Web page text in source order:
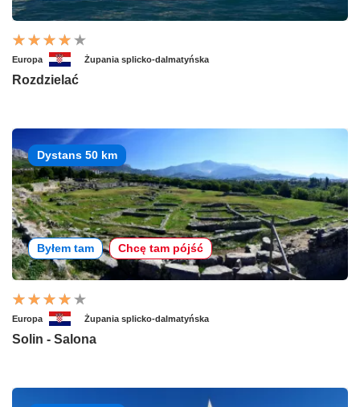
Europa Żupania splicko-dalmatyńska
Rozdzielać
Dystans 50 km
Byłem tam Chcę tam pójść
Europa Żupania splicko-dalmatyńska
Solin - Salona